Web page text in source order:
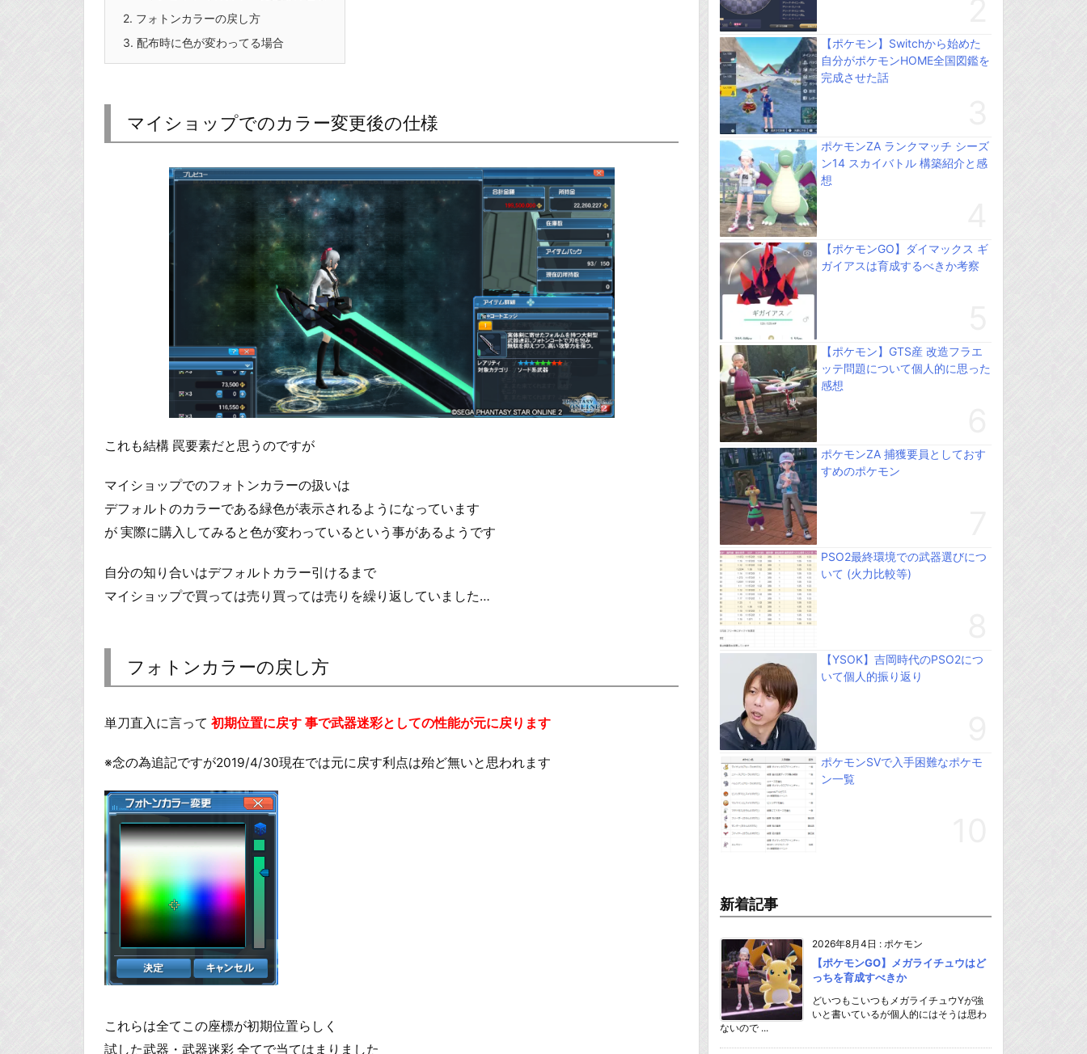
2. フォトンカラーの戻し方
3. 配布時に色が変わってる場合
マイショップでのカラー変更後の仕様
これも結構 罠要素だと思うのですが
マイショップでのフォトンカラーの扱いは
デフォルトのカラーである緑色が表示されるようになっています
が 実際に購入してみると色が変わっているという事があるようです
自分の知り合いはデフォルトカラー引けるまで
マイショップで買っては売り買っては売りを繰り返していました…
フォトンカラーの戻し方
単刀直入に言って 初期位置に戻す 事で武器迷彩としての性能が元に戻ります
※念の為追記ですが2019/4/30現在では元に戻す利点は殆ど無いと思われます
これらは全てこの座標が初期位置らしく
試した武器・武器迷彩 全てで当てはまりました
【ポケモン】Switchから始めた
自分がポケモンHOME全国図鑑を
完成させた話
ポケモンZA ランクマッチ シーズ
ン14 スカイバトル 構築紹介と感
想
【ポケモンGO】ダイマックス ギ
ガイアスは育成するべきか考察
【ポケモン】GTS産 改造フラエ
ッテ問題について個人的に思った
感想
ポケモンZA 捕獲要員としておす
すめのポケモン
PSO2最終環境での武器選びにつ
いて (火力比較等)
【YSOK】吉岡時代のPSO2につ
いて個人的振り返り
ポケモンSVで入手困難なポケモ
ン一覧
新着記事
2026年8月4日 : ポケモン
【ポケモンGO】メガライチュウはど
っちを育成すべきか
どいつもこいつもメガライチュウYが強
いと書いているが個人的にはそうは思わ
ないので ...